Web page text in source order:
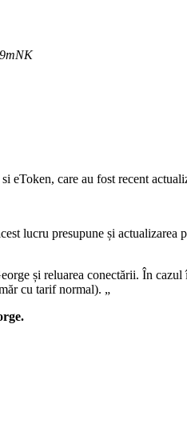
eToken, care au fost recent
lucru presupune și
și reluarea conectării. În
cu tarif normal). „